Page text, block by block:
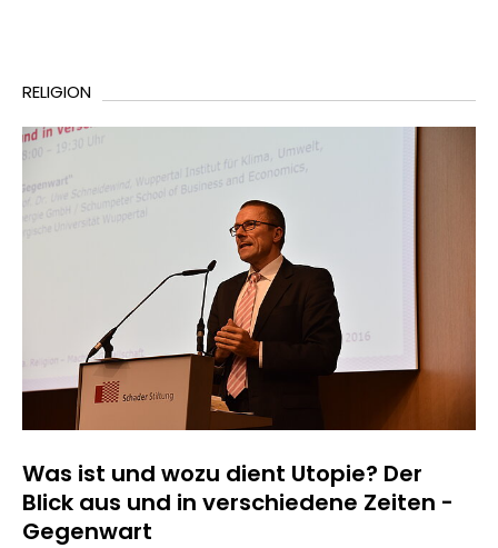
RELIGION
Was ist und wozu dient Utopie? Der
Blick aus und in verschiedene Zeiten -
Gegenwart